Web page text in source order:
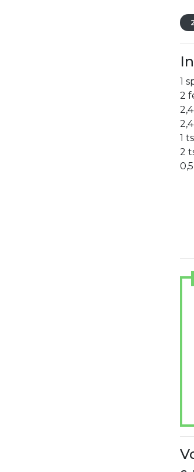
1
2
2,4
2,4
1
2
0,5